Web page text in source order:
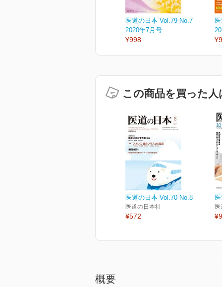
医道の日本 Vol.79 No.7
2020年7月号
¥998
この商品を買った
医道の日本 Vol.70 No.8
医道の日本社
¥572
概要